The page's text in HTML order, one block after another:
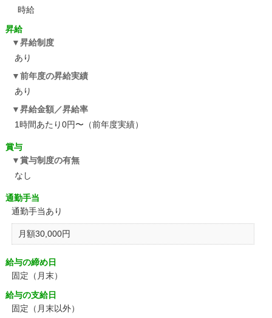
時給
昇給
昇給制度
あり
前年度の昇給実績
あり
昇給金額／昇給率
1時間あたり0円〜（前年度実績）
賞与
賞与制度の有無
なし
通勤手当
通勤手当あり
月額30,000円
給与の締め日
固定（月末）
給与の支給日
固定（月末以外）